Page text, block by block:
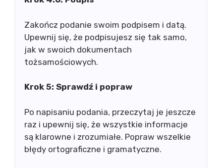
Zakończ podanie swoim podpisem i datą.
Upewnij się, że podpisujesz się tak samo,
jak w swoich dokumentach
tożsamościowych.
Krok 5: Sprawdź i popraw
Po napisaniu podania, przeczytaj je jeszcze
raz i upewnij się, że wszystkie informacje
są klarowne i zrozumiałe. Popraw wszelkie
błędy ortograficzne i gramatyczne.